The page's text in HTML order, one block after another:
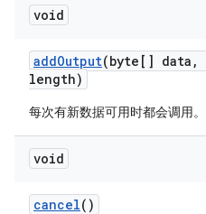
void
addOutput(byte[] data ,
length)
每次有新数据可用时都会调用。
void
cancel()